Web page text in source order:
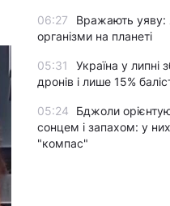
06:27
Вражають уяву:
організми на планеті
05:31
Україна у липні
дронів і лише 15%
05:24
Бджоли
сонцем і запахом: у
"компас"